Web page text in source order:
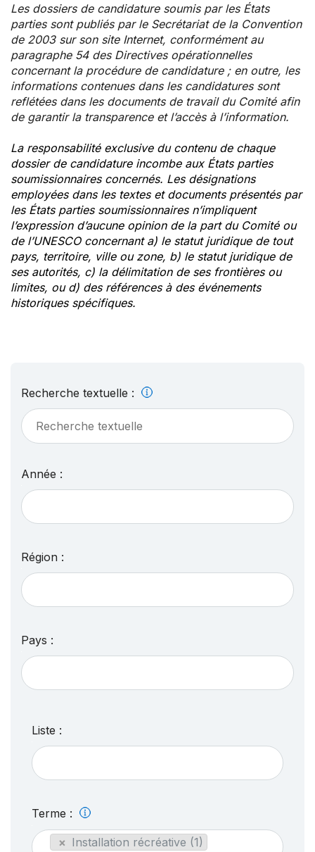
Les dossiers de candidature soumis par les États
parties sont publiés par le Secrétariat de la Convention
de 2003 sur son site Internet, conformément au
paragraphe 54 des Directives opérationnelles
concernant la procédure de candidature ; en outre, les
informations contenues dans les candidatures sont
reflétées dans les documents de travail du Comité afin
de garantir la transparence et l’accès à l’information.
La responsabilité exclusive du contenu de chaque
dossier de candidature incombe aux États parties
soumissionnaires concernés. Les désignations
employées dans les textes et documents présentés par
les États parties soumissionnaires n’impliquent
l’expression d’aucune opinion de la part du Comité ou
de l’UNESCO concernant a) le statut juridique de tout
pays, territoire, ville ou zone, b) le statut juridique de
ses autorités, c) la délimitation de ses frontières ou
limites, ou d) des références à des événements
historiques spécifiques.
Recherche textuelle :
Année :
Région :
Pays :
Liste :
Terme :
× Installation récréative (1)